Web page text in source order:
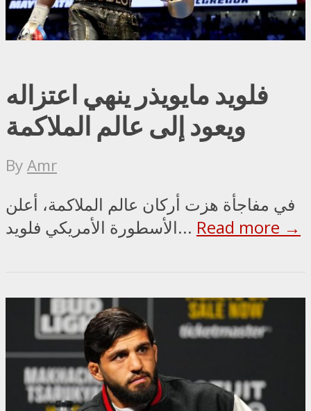
فلويد مايويذر ينهي اعتزاله
ويعود إلى عالم الملاكمة
ByAmr
في مفاجأة هزت أركان عالم الملاكمة، أعلن
الأسطورة الأمريكي فلويد... Read more →